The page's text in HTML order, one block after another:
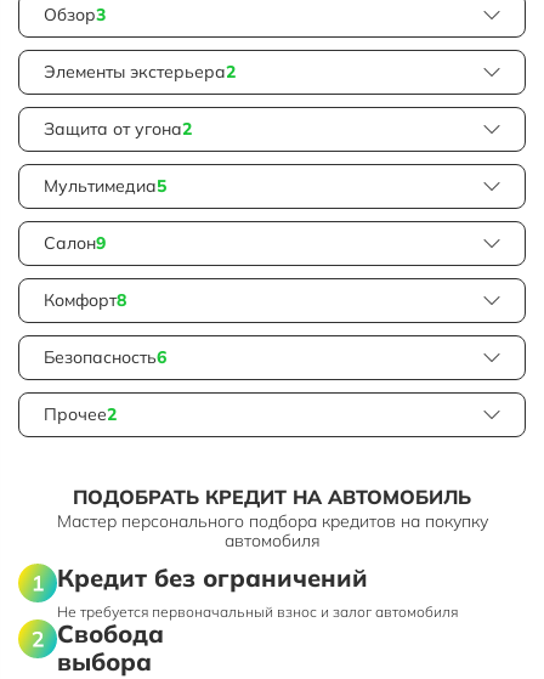
Обзор3
Элементы экстерьера2
Защита от угона2
Мультимедиа5
Салон9
Комфорт8
Безопасность6
Прочее2
ПОДОБРАТЬ КРЕДИТ НА АВТОМОБИЛЬ
Мастер персонального подбора кредитов на покупку
автомобиля
Кредит без ограничений
Не требуется первоначальный взнос и залог автомобиля
Свобода
выбора